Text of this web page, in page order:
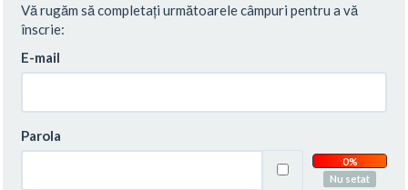
Vă rugăm să completați următoarele câmpuri pentru a vă
înscrie:
E-mail
Parola
0%
Nu setat